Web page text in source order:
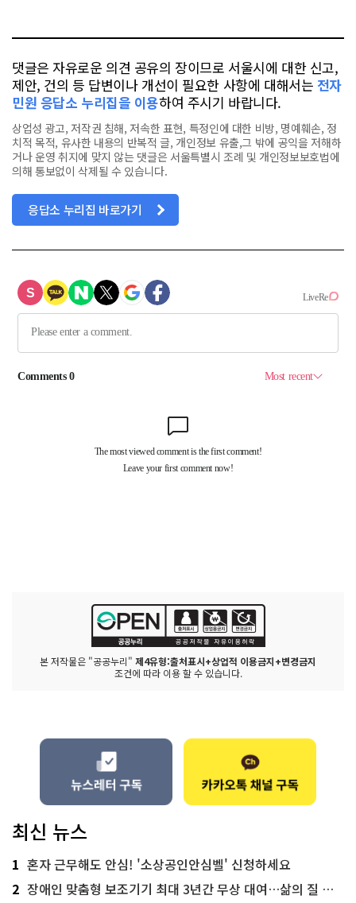
댓글은 자유로운 의견 공유의 장이므로 서울시에 대한 신고,
제안, 건의 등 답변이나 개선이 필요한 사항에 대해서는 전자
민원 응답소 누리집을 이용하여 주시기 바랍니다.
상업성 광고, 저작권 침해, 저속한 표현, 특정인에 대한 비방, 명예훼손, 정
치적 목적, 유사한 내용의 반복적 글, 개인정보 유출,그 밖에 공익을 저해하
거나 운영 취지에 맞지 않는 댓글은 서울특별시 조례 및 개인정보보호법에
의해 통보없이 삭제될 수 있습니다.
응답소 누리집 바로가기
본 저작물은 "공공누리" 제4유형:출처표시+상업적 이용금지+변경금지
조건에 따라 이용 할 수 있습니다.
최신 뉴스
1 혼자 근무해도 안심! '소상공인안심벨' 신청하세요
2 장애인 맞춤형 보조기기 최대 3년간 무상 대여…삶의 질 높인다